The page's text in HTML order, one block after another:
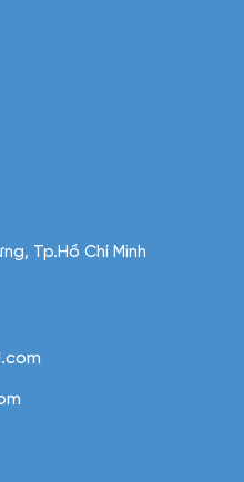
Tp.Hồ Chí Minh